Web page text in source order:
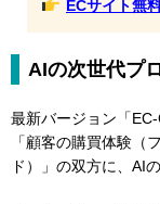
ECサイト無
AIの次世代プ
最新バージョン「
「顧客の購買体験（
ド）」の双方に、AI